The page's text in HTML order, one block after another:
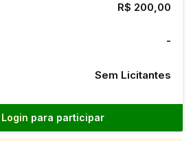
R$ 200,00
-
Sem Licitantes
para participar